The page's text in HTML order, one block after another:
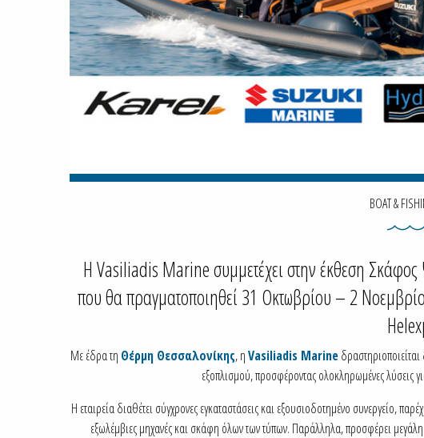
BOAT &
Η Vasiliadis Marine συμμετέχει στην έκθεση
που θα πραγματοποιηθεί 31 Οκτωβρίου – 2
Με έδρα τη Θέρμη Θεσσαλονίκης, ηVasiliadis Marine
εξοπλισμού, προσφέροντας ολοκληρωμένες λύσεις
Η εταιρεία διαθέτει σύγχρονες εγκαταστάσεις και εξουσιοδοτημένο συνεργείο,
εξωλέμβιες μηχανές και σκάφη όλων των τύπων. Παράλληλα, προσφέρει μεγάλη